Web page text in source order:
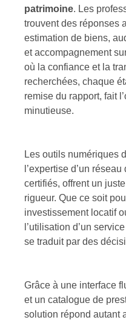
patrimoine. Les
trouvent des réponses
estimation de biens,
et accompagnement
où la confiance et la
recherchées, chaque
remise du rapport, fait
minutieuse.
Les outils numériques
l’expertise d’un réseau
certifiés, offrent un
rigueur. Que ce soit
investissement locatif
l’utilisation d’un
se traduit par des
Grâce à une interface
et un catalogue de
solution répond autant